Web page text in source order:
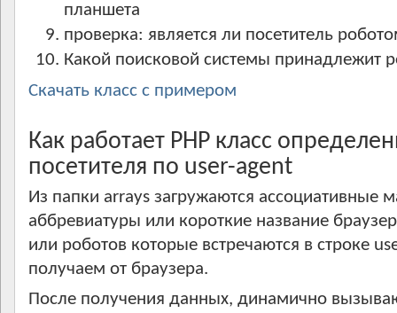
планшета
проверка: является ли посетитель
Какой поисковой системы принадлежит
Скачать класс с примером
Как работает PHP класс
посетителя по user-agent
Из папки arrays загружаются ассоциативные
аббревиатуры или короткие название
или роботов которые встречаются в строке
получаем от браузера.
После получения данных, динамично